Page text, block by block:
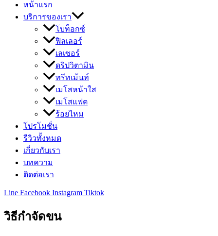
หน้าแรก
บริการของเรา
โบท็อกซ์
ฟิลเลอร์
เลเซอร์
ดริปวิตามิน
ทรีทเม้นท์
เมโสหน้าใส
เมโสแฟต
ร้อยไหม
โปรโมชั่น
รีวิวทั้งหมด
เกี่ยวกับเรา
บทความ
ติดต่อเรา
Line Facebook Instagram Tiktok
วิธีกําจัดขน